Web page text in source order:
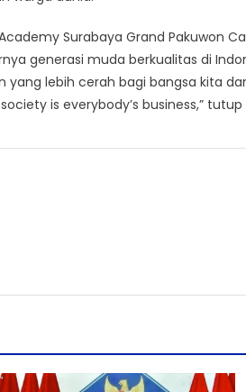
Surabaya Grand Pakuwon
generasi muda berkualitas di
lebih cerah bagi bangsa kita
is everybody’s business,” tutup